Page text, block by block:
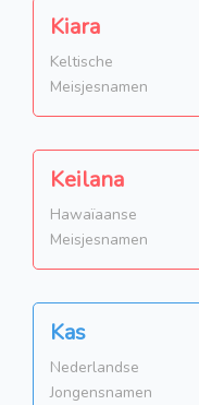
Kiara
Keltische
Meisjesnamen
Keilana
Hawaïaanse
Meisjesnamen
Kas
Nederlandse
Jongensnamen